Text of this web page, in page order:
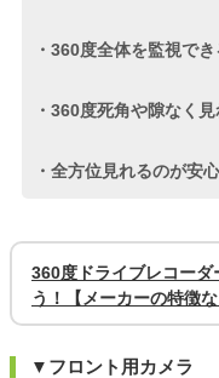
・360度全体を監視で
・360度死角や隙なく見
・全方位見れるのが安心
360度ドライブレコー
う！【メーカーの特徴な
▼フロント用カメラ